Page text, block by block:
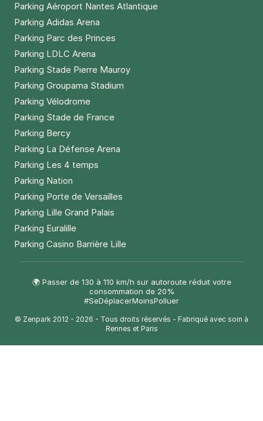
Parking Aéroport Nantes Atlantique
Parking Adidas Arena
Parking Parc des Princes
Parking LDLC Arena
Parking Stade Pierre Mauroy
Parking Groupama Stadium
Parking Vélodrome
Parking Stade de France
Parking Bercy
Parking La Défense Arena
Parking Les 4 temps
Parking Nation
Parking Porte de Versailles
Parking Lille Grand Palais
Parking Euralille
Parking Casino Barrière Lille
🌍 Passer de 130 à 110 km/h sur autoroute réduit votre
consommation de 20%
#SeDéplacerMoinsPolluer
© Zenpark 2012 - 2026 - Tous droits réservés - Fabriqué avec soin à
Rennes et Paris